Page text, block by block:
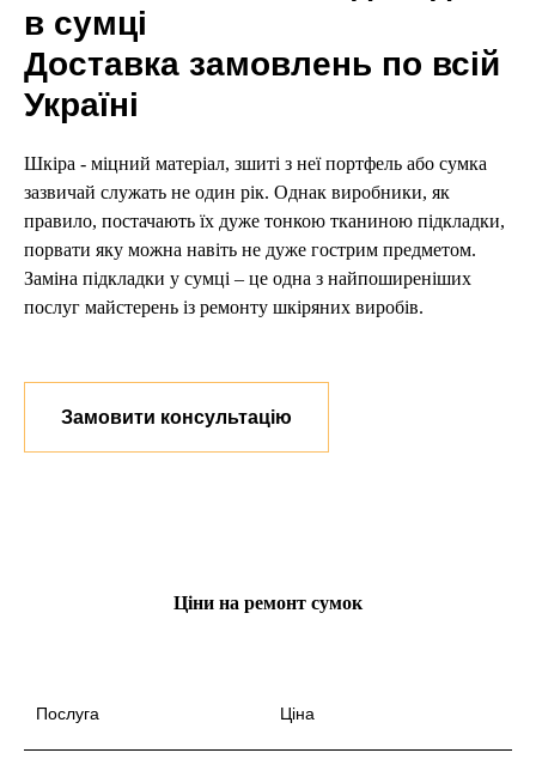
в сумці
Доставка замовлень по всій
Україні
Шкіра - міцний матеріал, зшиті з неї портфель або сумка
зазвичай служать не один рік. Однак виробники, як
правило, постачають їх дуже тонкою тканиною підкладки,
порвати яку можна навіть не дуже гострим предметом.
Заміна підкладки у сумці – це одна з найпоширеніших
послуг майстерень із ремонту шкіряних виробів.
Замовити консультацію
Ціни на ремонт сумок
Послуга Ціна